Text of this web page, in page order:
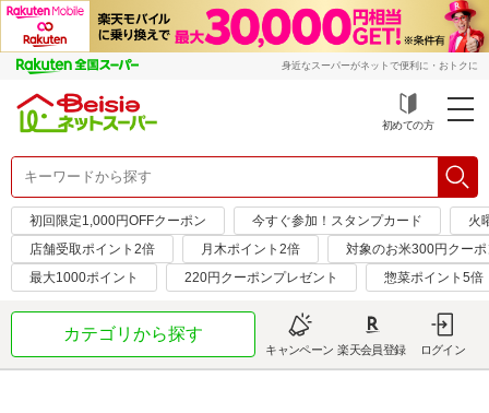
身近なスーパーがネットで便利に・おトクに
初めての方
初回限定1,000円OFFクーポン 今すぐ参加！スタンプカード
火
店舗受取ポイント2倍
月木ポイント2倍
対象のお米300円クー
最大1000ポイント
220円クーポンプレゼント 惣菜ポイント5倍
カテゴリから探す
キャンペーン 楽天会員登録 ログイン